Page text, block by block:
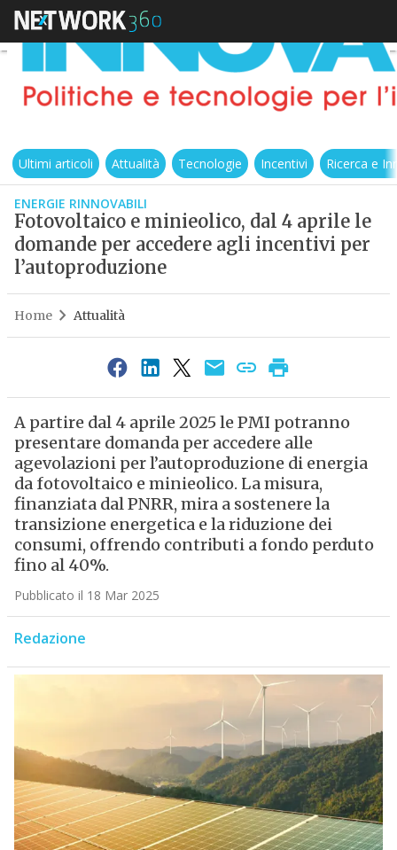
Ultimi articoli Attualità Tecnologie Incentivi Ricerca e
ENERGIE RINNOVABILI
Fotovoltaico e minieolico, dal 4 aprile le
domande per accedere agli incentivi per
l’autoproduzione
Home Attualità
A partire dal 4 aprile 2025 le PMI potranno
presentare domanda per accedere alle
agevolazioni per l’autoproduzione di energia
da fotovoltaico e minieolico. La misura,
finanziata dal PNRR, mira a sostenere la
transizione energetica e la riduzione dei
consumi, offrendo contributi a fondo perduto
fino al 40%.
Pubblicato il 18 Mar 2025
Redazione